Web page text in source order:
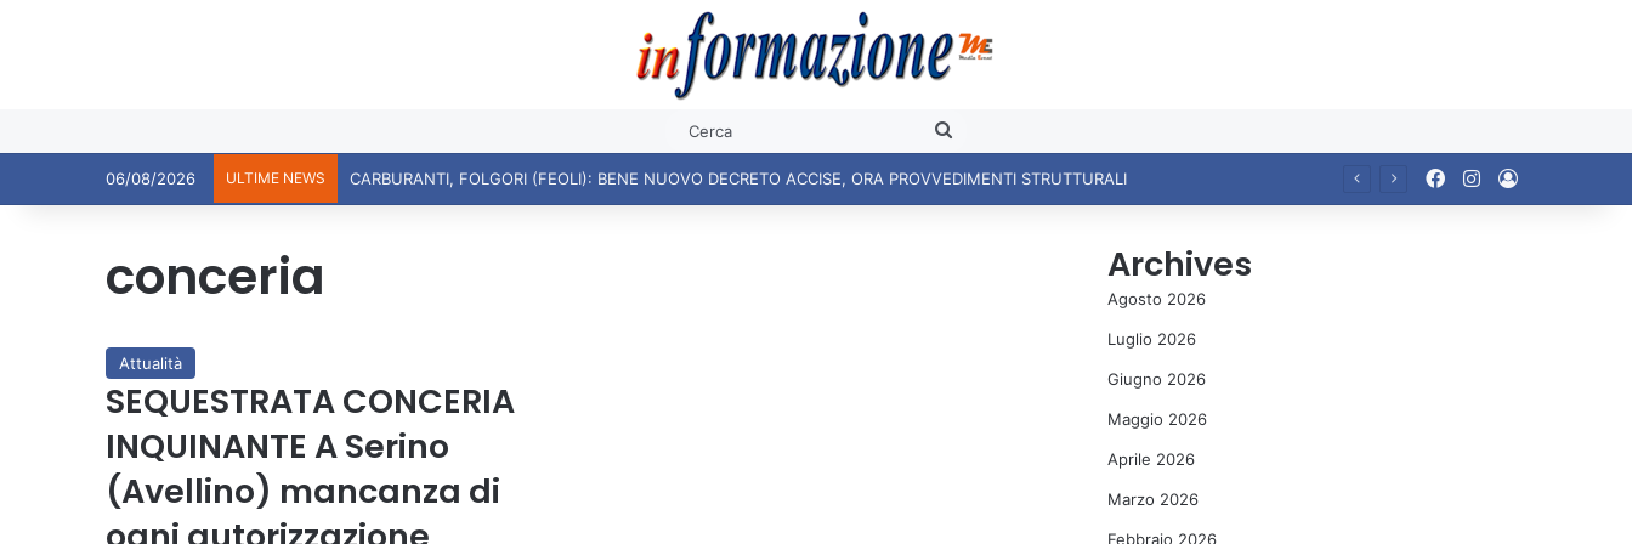
06/08/2026 ULTIME NEWS CARBURANTI, FOLGORI (FEOLI): BENE NUOVO DECRETO ACCISE, ORA PROVVEDIMENTI STRUTTURALI FacebookInstagram
conceria
Attualità
SEQUESTRATA CONCERIA
INQUINANTE A Serino
(Avellino) mancanza di
Archives
Agosto 2026
Luglio 2026
Giugno 2026
Maggio 2026
Aprile 2026
Marzo 2026
Febbraio 2026